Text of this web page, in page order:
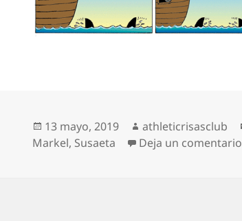
Publicado
el
13 mayo, 2019 Autor
athleticrisasclub
Markel, Susaeta Deja un comentario